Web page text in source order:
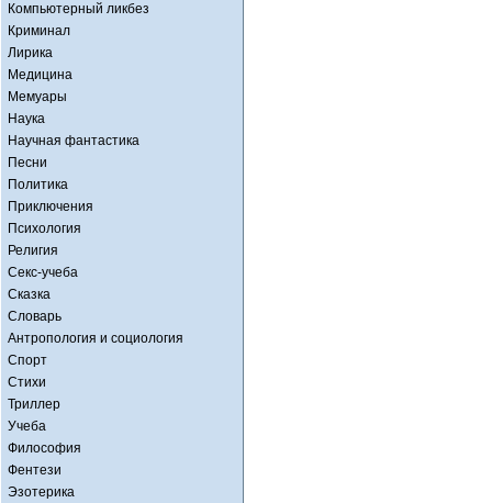
Компьютерный ликбез
Криминал
Лирика
Медицина
Мемуары
Наука
Научная фантастика
Песни
Политика
Приключения
Психология
Религия
Секс-учеба
Сказка
Словарь
Антропология и социология
Спорт
Стихи
Триллер
Учеба
Философия
Фентези
Эзотерика